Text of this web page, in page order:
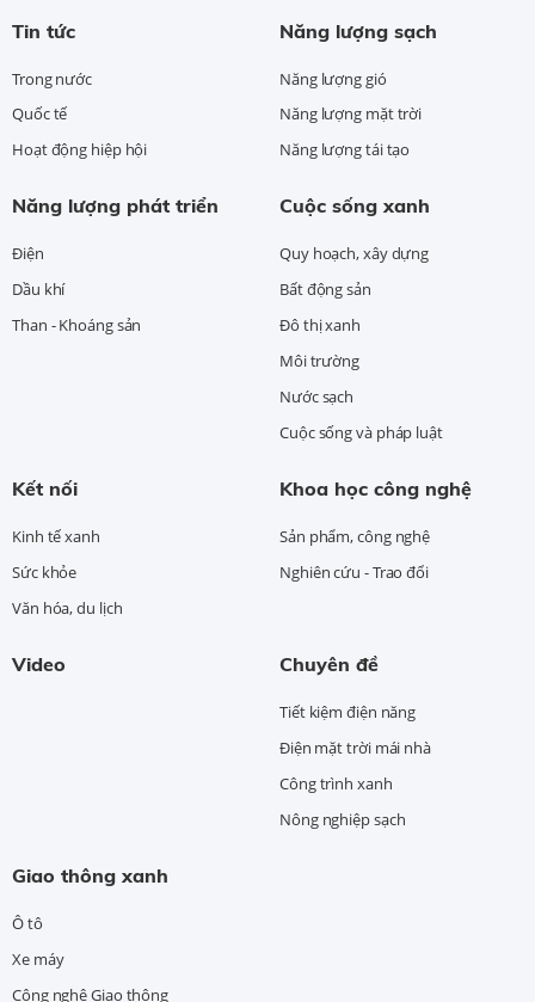
Tin tức
Trong nước
Quốc tế
Hoạt động hiệp hội
Năng lượng sạch
Năng lượng gió
Năng lượng mặt trời
Năng lượng tái tạo
Năng lượng phát triển
Điện
Dầu khí
Than - Khoáng sản
Cuộc sống xanh
Quy hoạch, xây dựng
Bất động sản
Đô thị xanh
Môi trường
Nước sạch
Cuộc sống và pháp luật
Kết nối
Kinh tế xanh
Sức khỏe
Văn hóa, du lịch
Khoa học công nghệ
Sản phẩm, công nghệ
Nghiên cứu - Trao đổi
Video Chuyên đề
Tiết kiệm điện năng
Điện mặt trời mái nhà
Công trình xanh
Nông nghiệp sạch
Giao thông xanh
Ô tô
Xe máy
Công nghệ Giao thông